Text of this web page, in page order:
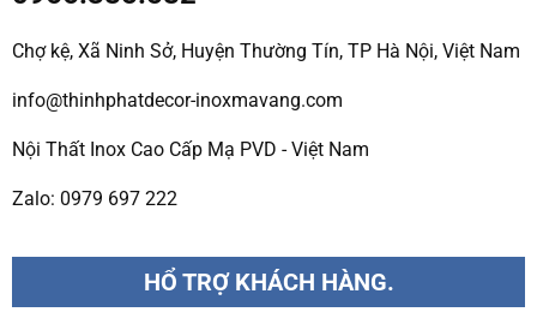
Chợ kệ, Xã Ninh Sở, Huyện Thường Tín, TP Hà Nội, Việt Nam
info@thinhphatdecor-inoxmavang.com
Nội Thất Inox Cao Cấp Mạ PVD - Việt Nam
Zalo: 0979 697 222
HỔ TRỢ KHÁCH HÀNG.